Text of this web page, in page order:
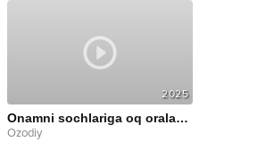
2025
Onamni sochlariga oq oralabdi
Ozodiy